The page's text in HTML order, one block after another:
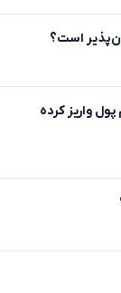
است؟
واریز کرده